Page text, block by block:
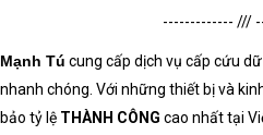
------------- ///
Mạnh Tú cung cấp dịch vụ cấp cứu dữ
nhanh chóng. Với những thiết bị và
bảo tỷ lệ THÀNH CÔNG cao nhất tại